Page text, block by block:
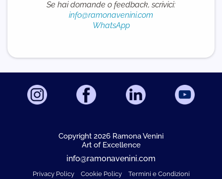
Se hai domande o feedback, scrivici:
info@ramonavenini.com
WhatsApp
Copyright 2026 Ramona Venini
Art of Excellence
info@ramonavenini.com
Privacy Policy Cookie Policy Termini e Condizioni